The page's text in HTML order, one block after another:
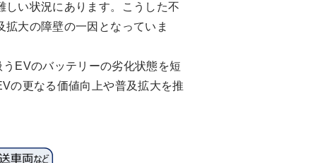
しい状況にあります。こうした不
大の障壁の一因となっていま
EVのバッテリーの劣化状態を短
の更なる価値向上や普及拡大を推